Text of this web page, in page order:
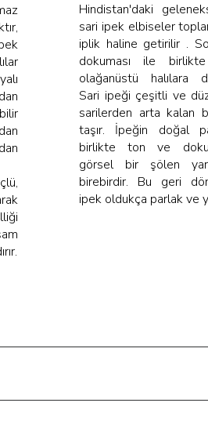
Hindistan'daki
sari ipek elbiseler
iplik haline getirilir .
dokuması ile
olağanüstü halılara
Sari ipeği çeşitli ve
sarilerden arta kalan
taşır. İpeğin doğal
birlikte ton ve
görsel bir şölen
birebirdir. Bu geri
ipek oldukça parlak ve